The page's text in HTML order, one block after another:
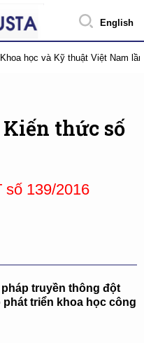
English
học và Kỹ thuật Việt Nam
thức số
số 139/2016
pháp truyền thông đột
phát triển khoa học công